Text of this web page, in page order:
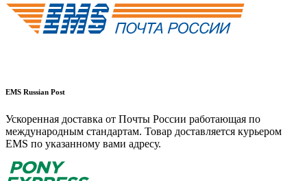
EMS Russian Post
Ускоренная доставка от Почты России работающая по
международным стандартам. Товар доставляется курьером
EMS по указанному вами адресу.